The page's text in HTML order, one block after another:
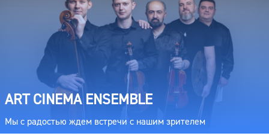
ART CINEMA ENSEMBLE
Мы с радостью ждем встречи с нашим зрителем